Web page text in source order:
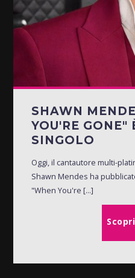
SHAWN
YOU'RE GONE"
SINGOLO
Oggi, il cantautore multi-
Shawn Mendes ha
"When You're [...]